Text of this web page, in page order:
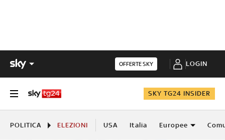
OFFERTE SKY LOGIN
SKY TG24 INSIDER
POLITICA ELEZIONI USA Italia Europee